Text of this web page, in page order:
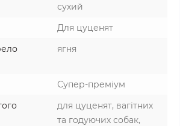
сухий
Для цуценят
ягня
Супер-преміум
для цуценят, вагітних
та годуючих собак,